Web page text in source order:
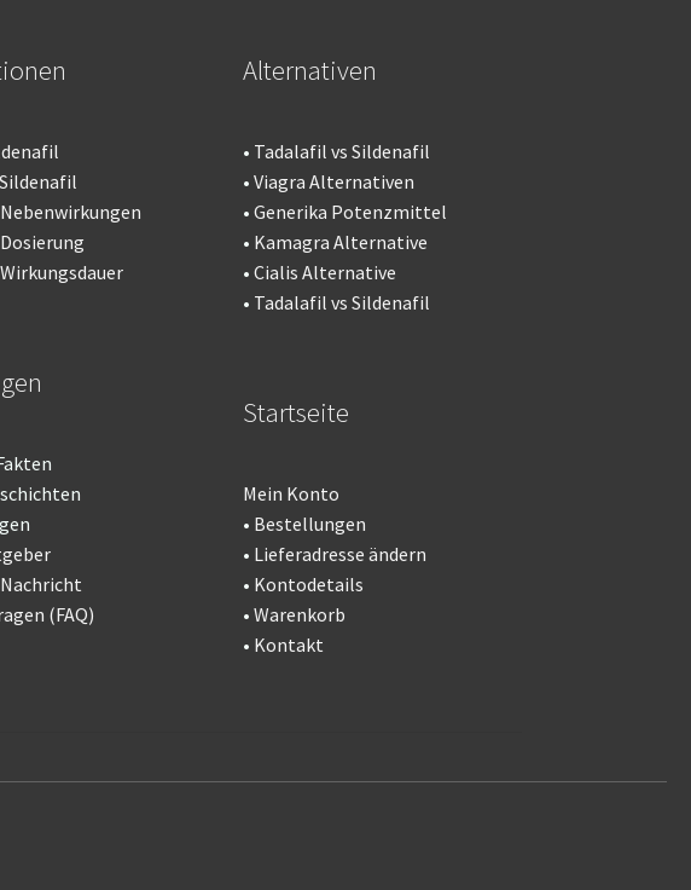
(FAQ)
Alternativen
• Tadalafil vs Sildenafil
• Viagra Alternativen
• Generika Potenzmittel
• Kamagra Alternative
• Cialis Alternative
• Tadalafil vs Sildenafil
Startseite
Mein Konto
• Bestellungen
• Lieferadresse ändern
• Kontodetails
• Warenkorb
• Kontakt